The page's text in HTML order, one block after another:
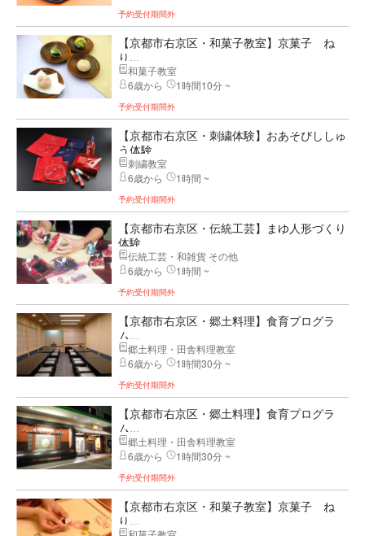
予約受付期間外
【京都市右京区・和菓子教室】京菓子 ね
り...
和菓子教室
6歳から
1時間10分 ~
予約受付期間外
【京都市右京区・刺繍体験】おあそびししゅ
う体験
刺繍教室
6歳から
1時間 ~
予約受付期間外
【京都市右京区・伝統工芸】まゆ人形づくり
体験
伝統工芸・和雑貨 その他
6歳から
1時間 ~
予約受付期間外
【京都市右京区・郷土料理】食育プログラ
ム...
郷土料理・田舎料理教室
6歳から
1時間30分 ~
予約受付期間外
【京都市右京区・郷土料理】食育プログラ
ム...
郷土料理・田舎料理教室
6歳から
1時間30分 ~
予約受付期間外
【京都市右京区・和菓子教室】京菓子 ね
り...